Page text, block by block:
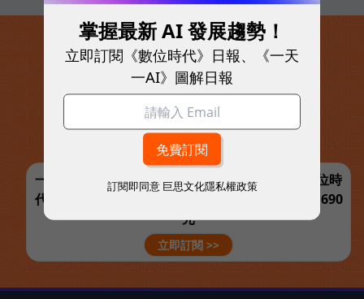
一鍵訂閱，解鎖最完整的 AI 與商業實戰指南 | 數位時
代【夏日閱讀展】訂一年送一年共12期，優惠價1,690
元
立即訂閱 >>
掌握最新 AI 發展趨勢！
立即訂閱《數位時代》日報、《一天
一AI》圖解日報
訂閱即同意 巨思文化隱私權政策